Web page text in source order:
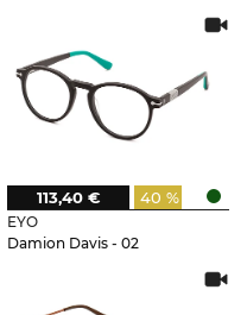
EYO
Damion Davis - 02
40 %
113,40 €